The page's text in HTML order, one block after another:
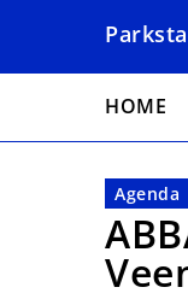
naar
HOME
Agenda